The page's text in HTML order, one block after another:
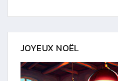
JOYEUX NOËL